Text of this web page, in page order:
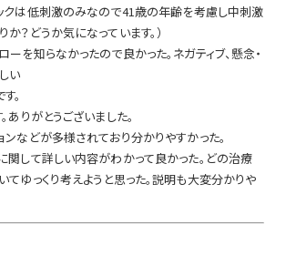
クは低刺激のみなので41歳の年齢を考慮し中刺激
？どうか気になっています。）
ーを知らなかったので良かった。ネガティブ、懸念・
い
。
ありがとうございました。
ンなどが多様されており分かりやすかった。
関して詳しい内容がわかって良かった。どの治療
てゆっくり考えようと思った。説明も大変分かりや